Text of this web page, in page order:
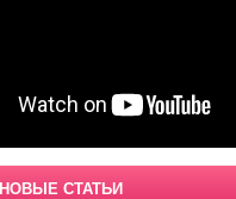
НОВЫЕ СТАТЬИ